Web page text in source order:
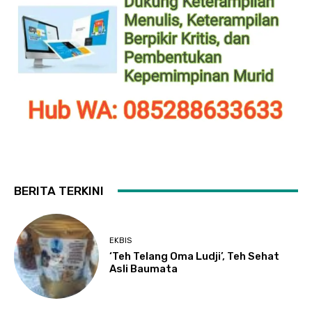
BERITA TERKINI
EKBIS
‘Teh Telang Oma Ludji’, Teh Sehat
Asli Baumata